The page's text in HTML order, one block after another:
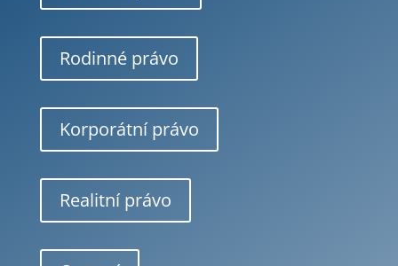
Rodinné právo
Korporátní právo
Realitní právo